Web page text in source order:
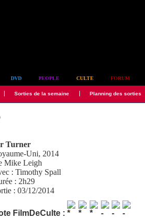
DVD PEOPLE CULTE FORUM
Sorties de la semaine Planning des sorties
Turner
Uni, 2014
Mike Leigh
:Timothy Spall
: 2h29
: 03/12/2014
FilmDeCulte :